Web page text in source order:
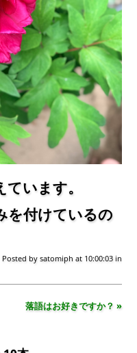
います。
を付けているの
Posted by satomiph at 10:00:03 in
落語はお好きですか？ »